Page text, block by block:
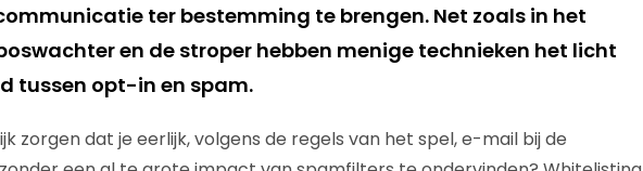
ter bestemming te brengen. Net zoals in het
en de stroper hebben menige technieken het licht
tussen opt-in en spam.
zorgen dat je eerlijk, volgens de regels van het spel, e-mail bij de